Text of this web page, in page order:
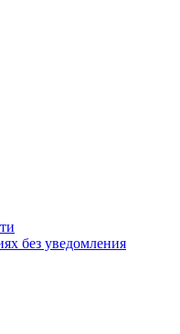
без уведомления